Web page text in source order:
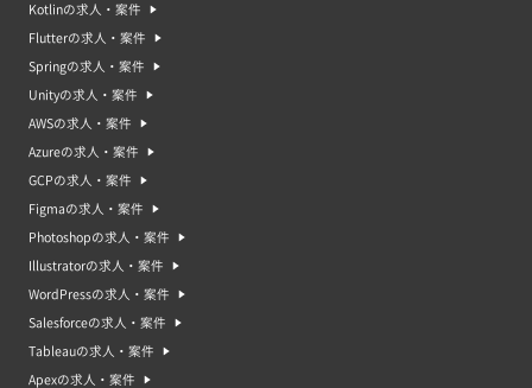
Kotlinの求人・案件
Flutterの求人・案件
Springの求人・案件
Unityの求人・案件
AWSの求人・案件
Azureの求人・案件
GCPの求人・案件
Figmaの求人・案件
Photoshopの求人・案件
Illustratorの求人・案件
WordPressの求人・案件
Salesforceの求人・案件
Tableauの求人・案件
Apexの求人・案件